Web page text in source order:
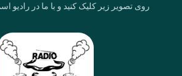
روی تصویر زیر کلیک کنید و با ما در رادیو